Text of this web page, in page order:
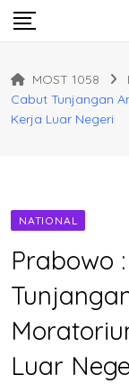
Skip
MOST 1058
Cabut Tunjangan
Kerja Luar Negeri
NATIONAL
Prabowo
Luar